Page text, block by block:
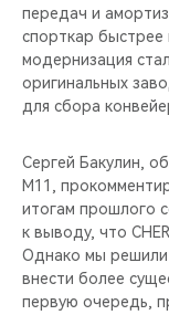
CHERY REMOTE
CHERY И СПОРТ
НАШИ МЕРОПРИЯТИЯ
ВИДЕООБЗОРЫ
CHERY ДЛЯ ДЕТЕЙ
передач и
спорткар
модернизация
оригинальных
для сбора
Сергей Бакулин,
M11,
итогам прошлого
к выводу, что
Однако мы решили
внести более
первую очередь,